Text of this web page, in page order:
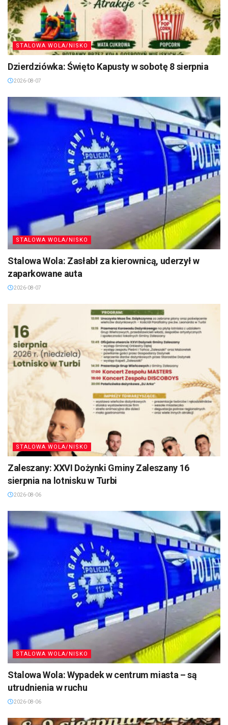
STALOWA WOLA/NISKO
Dzierdziówka: Święto Kapusty w sobotę 8 sierpnia
2026-08-07
STALOWA WOLA/NISKO
Stalowa Wola: Zasłabł za kierownicą, uderzył w
zaparkowane auta
2026-08-07
STALOWA WOLA/NISKO
Zaleszany: XXVI Dożynki Gminy Zaleszany 16
sierpnia na lotnisku w Turbi
2026-08-06
STALOWA WOLA/NISKO
Stalowa Wola: Wypadek w centrum miasta – są
utrudnienia w ruchu
2026-08-06